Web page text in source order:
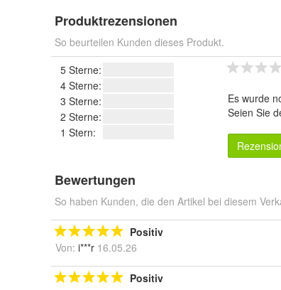
Produktrezensionen
So beurteilen Kunden dieses Produkt.
5 Sterne:
4 Sterne:
3 Sterne:
2 Sterne:
1 Stern:
Es wurde
Seien Sie
Bewertungen
So haben Kunden, die den Artikel bei diesem
Positiv
Von: i***r 16.05.26
Positiv